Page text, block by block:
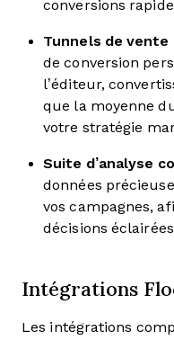
conversions
Tunnels de vente
de conversion
l’éditeur,
que la moyenne
votre stratégie
Suite d’analyse
données
vos campagnes,
décisions
Intégrations
Les intégrations